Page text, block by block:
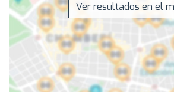
Ver resultados en el